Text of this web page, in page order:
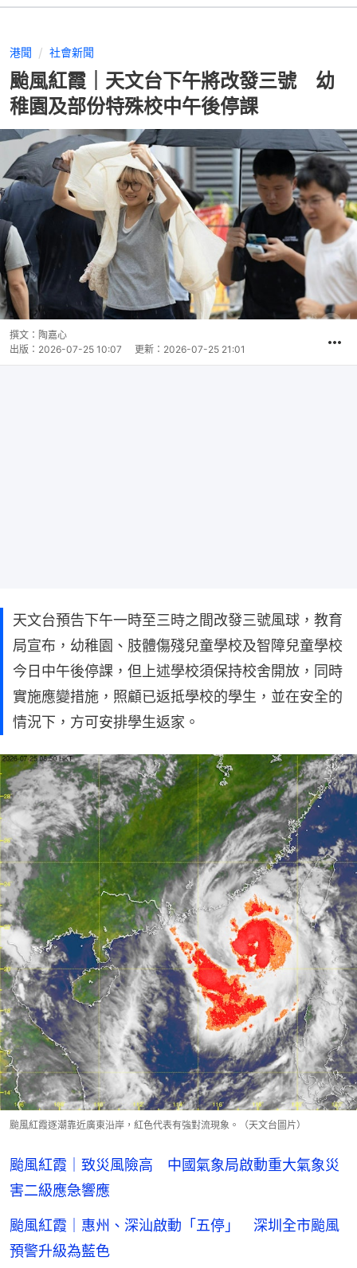
港聞 社會新聞
颱風紅霞｜天文台下午將改發三號 幼
稚園及部份特殊校中午後停課
撰文： 陶嘉心
出版： 2026-07-25 10:07 更新： 2026-07-25 21:01
天文台預告下午一時至三時之間改發三號風球，教育
局宣布，幼稚園、肢體傷殘兒童學校及智障兒童學校
今日中午後停課，但上述學校須保持校舍開放，同時
實施應變措施，照顧已返抵學校的學生，並在安全的
情況下，方可安排學生返家。
颱風紅霞逐潮靠近廣東沿岸，紅色代表有強對流現象。（天文台圖片）
颱風紅霞｜致災風險高 中國氣象局啟動重大氣象災
害二級應急響應
颱風紅霞｜惠州、深汕啟動「五停」 深圳全市颱風
預警升級為藍色